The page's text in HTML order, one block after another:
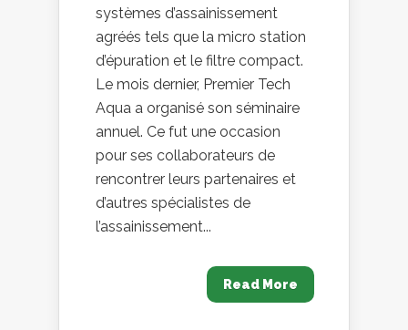
systèmes d’assainissement
agréés tels que la micro station
d’épuration et le filtre compact.
Le mois dernier, Premier Tech
Aqua a organisé son séminaire
annuel. Ce fut une occasion
pour ses collaborateurs de
rencontrer leurs partenaires et
d’autres spécialistes de
l’assainissement...
Read More